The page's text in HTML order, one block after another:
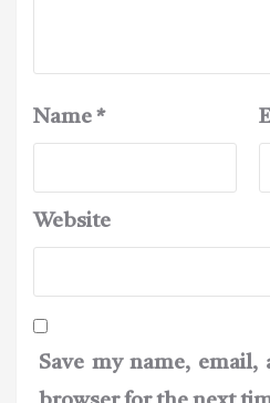
Name *
Website
Save my name,